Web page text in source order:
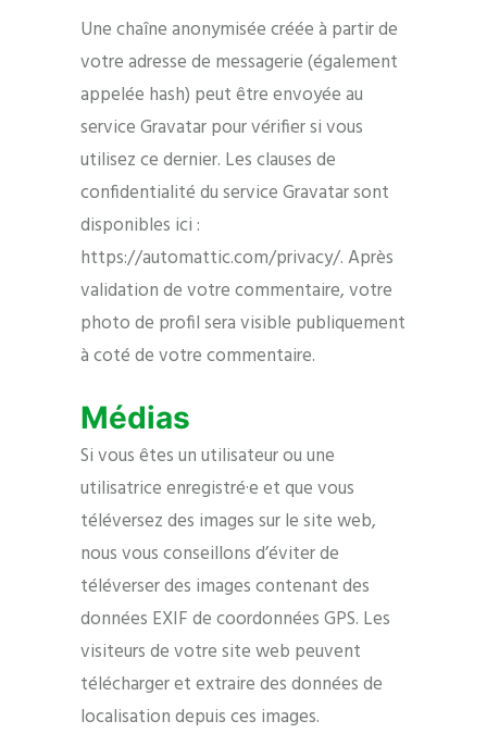
Une chaîne anonymisée créée à partir de
votre adresse de messagerie (également
appelée hash) peut être envoyée au
service Gravatar pour vérifier si vous
utilisez ce dernier. Les clauses de
confidentialité du service Gravatar sont
disponibles ici :
https://automattic.com/privacy/. Après
validation de votre commentaire, votre
photo de profil sera visible publiquement
à coté de votre commentaire.
Médias
Si vous êtes un utilisateur ou une
utilisatrice enregistré·e et que vous
téléversez des images sur le site web,
nous vous conseillons d’éviter de
téléverser des images contenant des
données EXIF de coordonnées GPS. Les
visiteurs de votre site web peuvent
télécharger et extraire des données de
localisation depuis ces images.